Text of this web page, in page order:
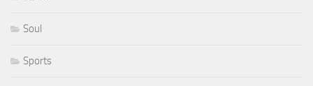
Soul
Sports